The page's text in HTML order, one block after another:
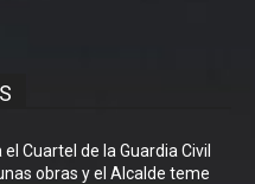
el Cuartel de la Guardia Civil
obras y el Alcalde teme